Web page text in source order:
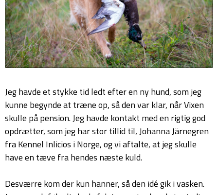
Jeg havde et stykke tid ledt efter en ny hund, som jeg
kunne begynde at træne op, så den var klar, når Vixen
skulle på pension. Jeg havde kontakt med en rigtig god
opdrætter, som jeg har stor tillid til, Johanna Järnegren
fra Kennel Inlicios i Norge, og vi aftalte, at jeg skulle
have en tæve fra hendes næste kuld.
Desværre kom der kun hanner, så den idé gik i vasken.